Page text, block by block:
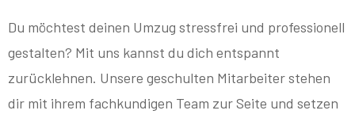
Du möchtest deinen Umzug stressfrei und professionell
gestalten? Mit uns kannst du dich entspannt
zurücklehnen. Unsere geschulten Mitarbeiter stehen
dir mit ihrem fachkundigen Team zur Seite und setzen